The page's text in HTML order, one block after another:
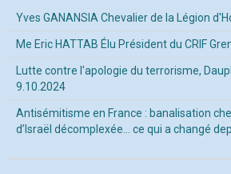
Yves GANANSIA Chevalier de la Légion
Me Eric HATTAB Élu Président du CRIF
Lutte contre l'apologie du terrorisme,
9.10.2024
Antisémitisme en France : banalisation
d’Israël décomplexée… ce qui a changé